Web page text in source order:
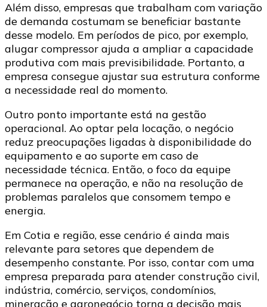
Além disso, empresas que trabalham com variação
de demanda costumam se beneficiar bastante
desse modelo. Em períodos de pico, por exemplo,
alugar compressor ajuda a ampliar a capacidade
produtiva com mais previsibilidade. Portanto, a
empresa consegue ajustar sua estrutura conforme
a necessidade real do momento.
Outro ponto importante está na gestão
operacional. Ao optar pela locação, o negócio
reduz preocupações ligadas à disponibilidade do
equipamento e ao suporte em caso de
necessidade técnica. Então, o foco da equipe
permanece na operação, e não na resolução de
problemas paralelos que consomem tempo e
energia.
Em Cotia e região, esse cenário é ainda mais
relevante para setores que dependem de
desempenho constante. Por isso, contar com uma
empresa preparada para atender construção civil,
indústria, comércio, serviços, condomínios,
mineração e agronegócio torna a decisão mais